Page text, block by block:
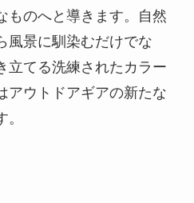
ものへと導きます。自然
風景に馴染むだけでな
立てる洗練されたカラー
アウトドアギアの新たな